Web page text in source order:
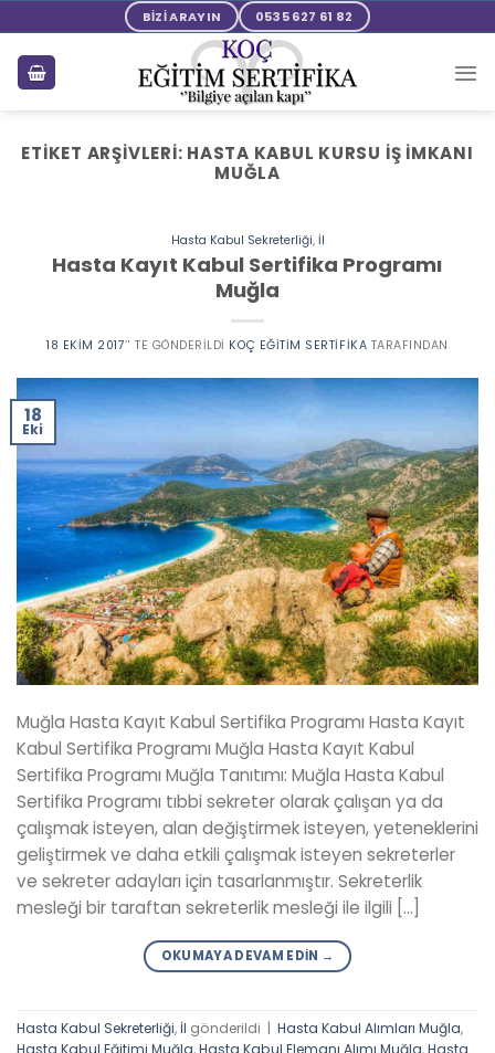
to
content
BİZİ ARAYIN 0535 627 61 82
ETIKET ARŞIVLERI: HASTA KABUL KURSU İŞ İMKANI
MUĞLA
Hasta Kabul Sekreterliği, İl
Hasta Kayıt Kabul Sertifika Programı
Muğla
18 EKIM 2017’' TE GÖNDERILDI KOÇ EĞITIM SERTIFIKA TARAFINDAN
18
Eki
Muğla Hasta Kayıt Kabul Sertifika Programı Hasta Kayıt
Kabul Sertifika Programı Muğla Hasta Kayıt Kabul
Sertifika Programı Muğla Tanıtımı: Muğla Hasta Kabul
Sertifika Programı tıbbi sekreter olarak çalışan ya da
çalışmak isteyen, alan değiştirmek isteyen, yeteneklerini
geliştirmek ve daha etkili çalışmak isteyen sekreterler
ve sekreter adayları için tasarlanmıştır. Sekreterlik
mesleği bir taraftan sekreterlik mesleği ile ilgili […]
OKUMAYA DEVAM EDIN →
Hasta Kabul Sekreterliği, İl gönderildi | Hasta Kabul Alımları Muğla,